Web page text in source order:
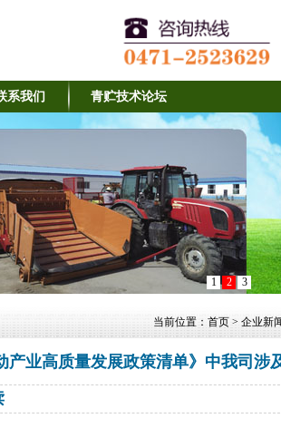
系我们 青贮技术论坛
1 2 3
当前位置： 首页 > 企业新
产业高质量发展政策清单》中我司涉